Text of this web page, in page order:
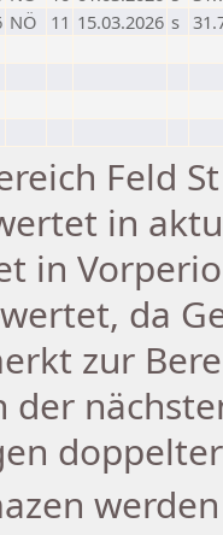
NÖ 11 15.03.2026 s
Feld
in
in
da
zur
der